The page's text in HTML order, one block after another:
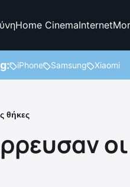
Home CinemaInternet
iPhone Samsung Xiaomi
θήκες